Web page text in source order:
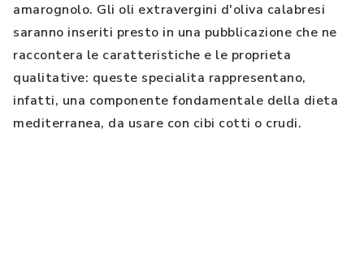
amarognolo. Gli oli extravergini d'oliva calabresi
saranno inseriti presto in una pubblicazione che ne
raccontera le caratteristiche e le proprieta
qualitative: queste specialita rappresentano,
infatti, una componente fondamentale della dieta
mediterranea, da usare con cibi cotti o crudi.